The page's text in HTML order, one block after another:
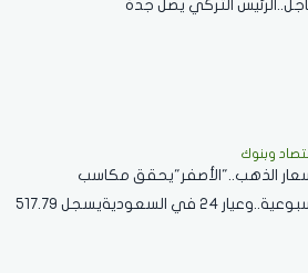
التركي يصل جدة
وبنوك
الذهب.."الأصفر"يحقق مكاسب
أسبوعية..وعيار 24 في السعوديةيسجل 517.79